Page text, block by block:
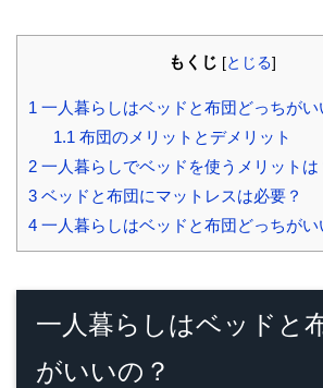
もくじ [とじる]
1 一人暮らしはベッドと布団どっちがい
1.1布団のメリットとデメリット
2 一人暮らしでベッドを使うメリットは
3 ベッドと布団にマットレスは必要？
4 一人暮らしはベッドと布団どっちがい
一人暮らしはベッドと
がいいの？